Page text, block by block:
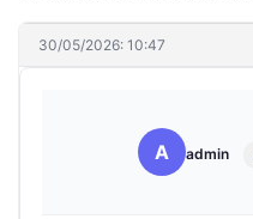
30/05/2026: 10:47
A admin